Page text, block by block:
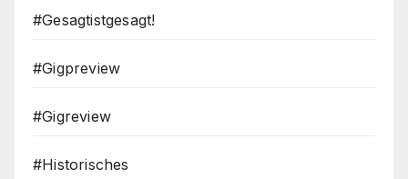
#Gesagtistgesagt!
#Gigpreview
#Gigreview
#Historisches